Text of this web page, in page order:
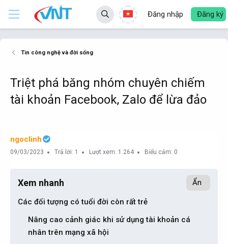
Đăng nhập Đăng ký
Tin công nghệ và đời sống
Triệt phá băng nhóm chuyên chiếm
tài khoản Facebook, Zalo để lừa đảo
ngoclinh
09/03/2023 Trả lời: 1 Lượt xem: 1.264 Biểu cảm: 0
Xem nhanh Ẩn
Các đối tượng có tuổi đời còn rất trẻ​
Nâng cao cảnh giác khi sử dụng tài khoản cá
nhân trên mạng xã hội​